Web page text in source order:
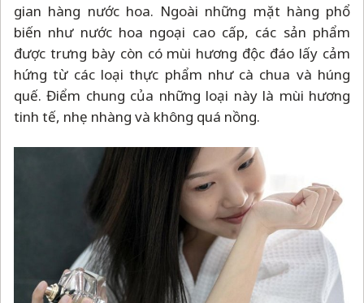
gian hàng nước hoa. Ngoài những mặt hàng phổ
biến như nước hoa ngoại cao cấp, các sản phẩm
được trưng bày còn có mùi hương độc đáo lấy cảm
hứng từ các loại thực phẩm như cà chua và húng
quế. Điểm chung của những loại này là mùi hương
tinh tế, nhẹ nhàng và không quá nồng.